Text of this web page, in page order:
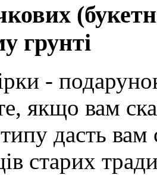
грунті
-
якщо вам
дасть вам
старих